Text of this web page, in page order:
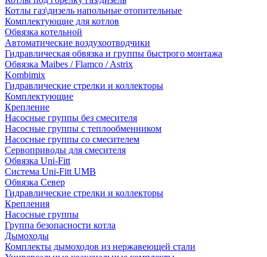
Котлы газ\дизель напольные отопительные
Комплектующие для котлов
Обвязка котельной
Автоматические воздухоотводчики
Гидравлическая обвязка и группы быстрого монтажа
Обвязка Maibes / Flamco / Astrix
Kombimix
Гидравлические стрелки и коллекторы
Комплектующие
Крепление
Насосные группы без смесителя
Насосные группы с теплообменником
Насосные группы со смесителем
Сервоприводы для смесителя
Обвязка Uni-Fitt
Система Uni-Fitt UMB
Обвязка Север
Гидравлические стрелки и коллекторы
Крепления
Насосные группы
Группа безопасности котла
Дымоходы
Комплекты дымоходов из нержавеющей стали